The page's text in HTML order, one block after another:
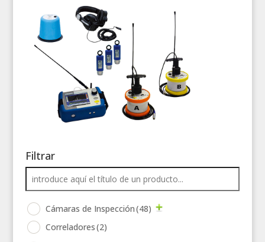
Filtrar
Cámaras de Inspección(48)
Correladores(2)